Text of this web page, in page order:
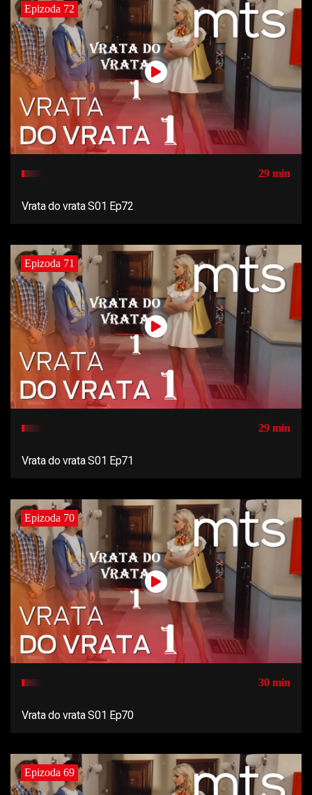
Epizoda 72
29 min
Vrata do vrata S01 Ep72
Epizoda 71
29 min
Vrata do vrata S01 Ep71
Epizoda 70
30 min
Vrata do vrata S01 Ep70
Epizoda 69